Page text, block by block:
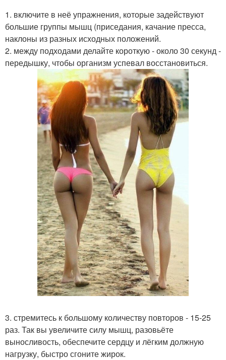
1. включите в неё упражнения, которые задействуют
большие группы мышц (приседания, качание пресса,
наклоны из разных исходных положений.
2. между подходами делайте короткую - около 30 секунд -
передышку, чтобы организм успевал восстановиться.
3. стремитесь к большому количеству повторов - 15-25
раз. Так вы увеличите силу мышц, разовьёте
выносливость, обеспечите сердцу и лёгким должную
нагрузку, быстро сгоните жирок.